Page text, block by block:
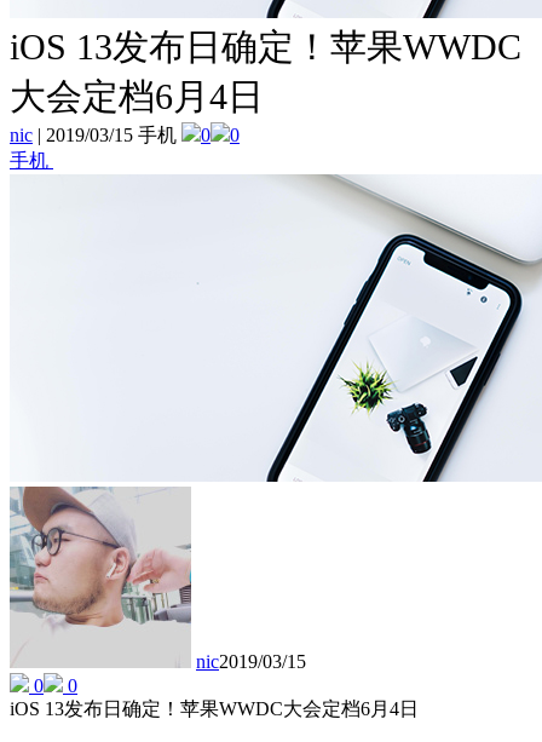
iOS 13发布日确定！苹果WWDC
大会定档6月4日
nic | 2019/03/15 手机 0
0
手机
nic2019/03/15
0
0
iOS 13发布日确定！苹果WWDC大会定档6月4日